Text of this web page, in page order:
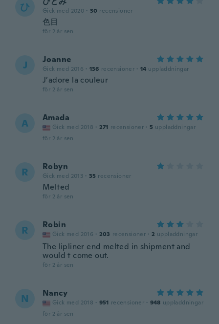
ひ Gick med 2020 · 30 recensioner
色目
för 2 år sen
J Joanne
Gick med 2016 · 136 recensioner · 14 uppladdningar
J’adore la couleur
för 2 år sen
A Amada
Gick med 2018 · 271 recensioner · 5 uppladdningar
för 2 år sen
R Robyn
Gick med 2013 · 35 recensioner
Melted
för 2 år sen
R Robin
Gick med 2016 · 203 recensioner · 2 uppladdningar
The lipliner end melted in shipment and
would t come out.
för 2 år sen
N Nancy
Gick med 2018 · 951 recensioner · 948 uppladdningar
för 2 år sen